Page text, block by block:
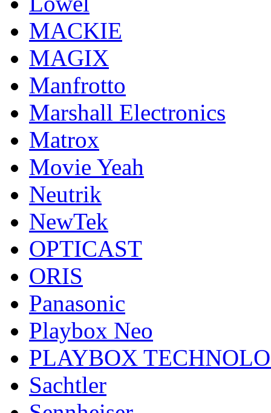
MACKIE
MAGIX
Manfrotto
Marshall Electronics
Matrox
Movie Yeah
Neutrik
NewTek
OPTICAST
ORIS
Panasonic
Playbox Neo
PLAYBOX
Sachtler